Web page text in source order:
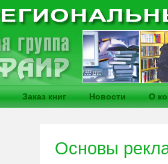
Заказ книг Новости О
Основы